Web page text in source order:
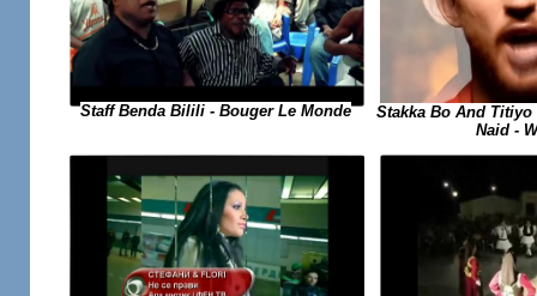
Staff Benda Bilili - Bouger Le Monde
Stakka Bo And
Naid -